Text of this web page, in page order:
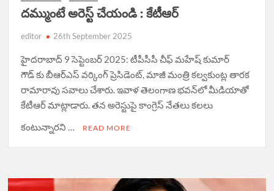
దమ్ముంటే అరెస్ట్ చేయండి : కేటీఆర్
editor 26th September 2025
హైదరాబాద్ 9 సెప్టెంబర్ 2025: టీపీసీసీ చీఫ్ మహేష్ కుమార్‌
గౌడ్‌ కు బీఆర్ఎస్ వర్కింగ్ ప్రెసిడెంట్, మాజీ మంత్రి కల్వకుంట్ల తారక
రామారావు సవాలు చేశారు. ఇవాళ తెలంగాణ భవన్‌లో మీడియాతో
కేటీఆర్ మాట్లాడారు. తన అరెస్టుపై కాంగ్రెస్ నేతలు కలలు
కంటున్నారని …
READ MORE